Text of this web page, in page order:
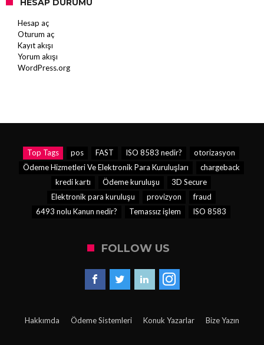
Hesap aç
Oturum aç
Kayıt akışı
Yorum akışı
WordPress.org
Top Tags pos FAST ISO 8583 nedir?
otorizasyon
Ödeme Hizmetleri Ve Elektronik Para Kuruluşları
chargeback
kredi kartı
Ödeme kuruluşu
3D Secure
Elektronik para kuruluşu
provizyon
fraud
6493 nolu Kanun nedir?
Temassız işlem ISO 8583
FOLLOW US
Hakkımda Ödeme Sistemleri Konuk Yazarlar Bize Yazın